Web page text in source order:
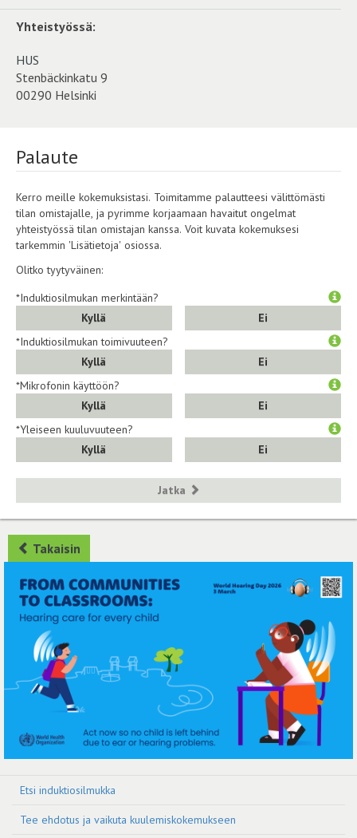
Yhteistyössä:
HUS
Stenbäckinkatu 9
00290 Helsinki
Palaute
Kerro meille kokemuksistasi. Toimitamme palautteesi välittömästi
tilan omistajalle, ja pyrimme korjaamaan havaitut ongelmat
yhteistyössä tilan omistajan kanssa. Voit kuvata kokemuksesi
tarkemmin 'Lisätietoja' osiossa.
Olitko tyytyväinen:
*Induktiosilmukan merkintään?
Kyllä
Ei
*Induktiosilmukan toimivuuteen?
Kyllä
Ei
*Mikrofonin käyttöön?
Kyllä
Ei
*Yleiseen kuuluvuuteen?
Kyllä
Ei
Jatka
Takaisin
Etsi induktiosilmukka
Tee ehdotus ja vaikuta kuulemiskokemukseen